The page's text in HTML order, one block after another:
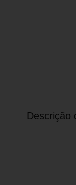
Descrição